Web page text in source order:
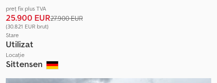
preț fix plus TVA
25.900 EUR27.900 EUR
(30.821 EUR brut)
Stare
Utilizat
Locație
Sittensen